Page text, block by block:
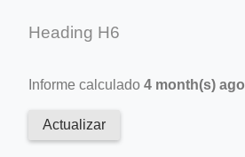
Heading H6
Informe calculado 4 month(s) ago
Actualizar